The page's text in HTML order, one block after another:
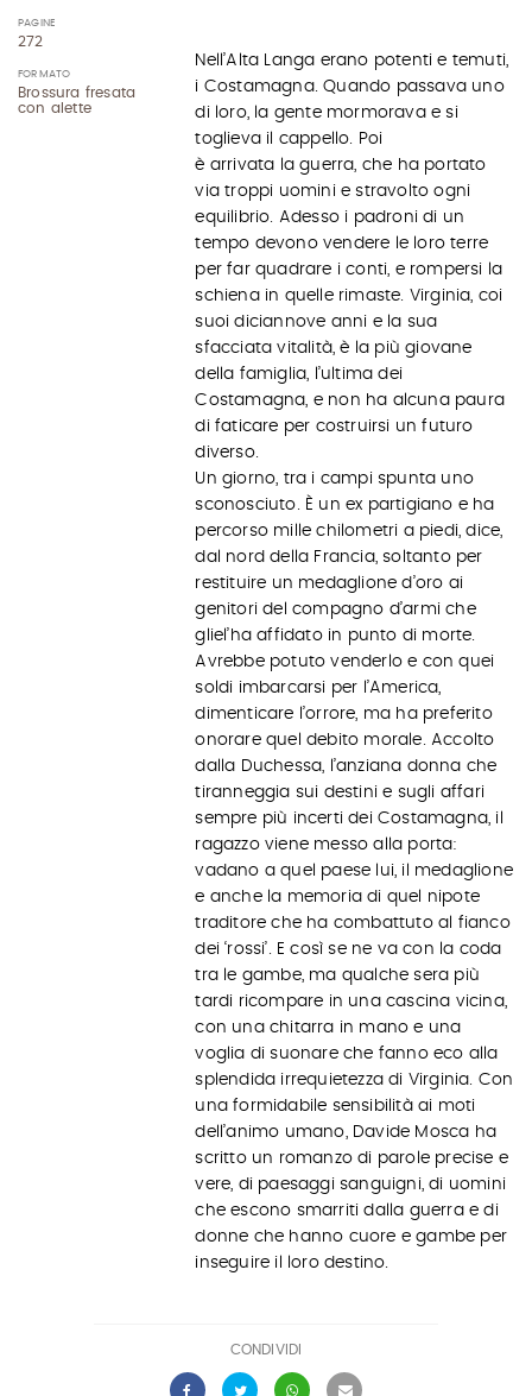
PAGINE
272
FORMATO
Brossura fresata
con alette
Nell’Alta Langa erano potenti e temuti,
i Costamagna. Quando passava uno
di loro, la gente mormorava e si
toglieva il cappello. Poi
è arrivata la guerra, che ha portato
via troppi uomini e stravolto ogni
equilibrio. Adesso i padroni di un
tempo devono vendere le loro terre
per far quadrare i conti, e rompersi la
schiena in quelle rimaste. Virginia, coi
suoi diciannove anni e la sua
sfacciata vitalità, è la più giovane
della famiglia, l’ultima dei
Costamagna, e non ha alcuna paura
di faticare per costruirsi un futuro
diverso.
Un giorno, tra i campi spunta uno
sconosciuto. È un ex partigiano e ha
percorso mille chilometri a piedi, dice,
dal nord della Francia, soltanto per
restituire un medaglione d’oro ai
genitori del compagno d’armi che
gliel’ha affidato in punto di morte.
Avrebbe potuto venderlo e con quei
soldi imbarcarsi per l’America,
dimenticare l’orrore, ma ha preferito
onorare quel debito morale. Accolto
dalla Duchessa, l’anziana donna che
tiranneggia sui destini e sugli affari
sempre più incerti dei Costamagna, il
ragazzo viene messo alla porta:
vadano a quel paese lui, il medaglione
e anche la memoria di quel nipote
traditore che ha combattuto al fianco
dei ‘rossi’. E così se ne va con la coda
tra le gambe, ma qualche sera più
tardi ricompare in una cascina vicina,
con una chitarra in mano e una
voglia di suonare che fanno eco alla
splendida irrequietezza di Virginia. Con
una formidabile sensibilità ai moti
dell’animo umano, Davide Mosca ha
scritto un romanzo di parole precise e
vere, di paesaggi sanguigni, di uomini
che escono smarriti dalla guerra e di
donne che hanno cuore e gambe per
inseguire il loro destino.
CONDIVIDI